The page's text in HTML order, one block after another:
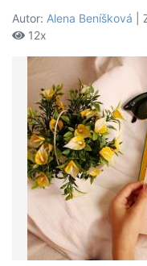
Autor: Alena Beníšková |
12x